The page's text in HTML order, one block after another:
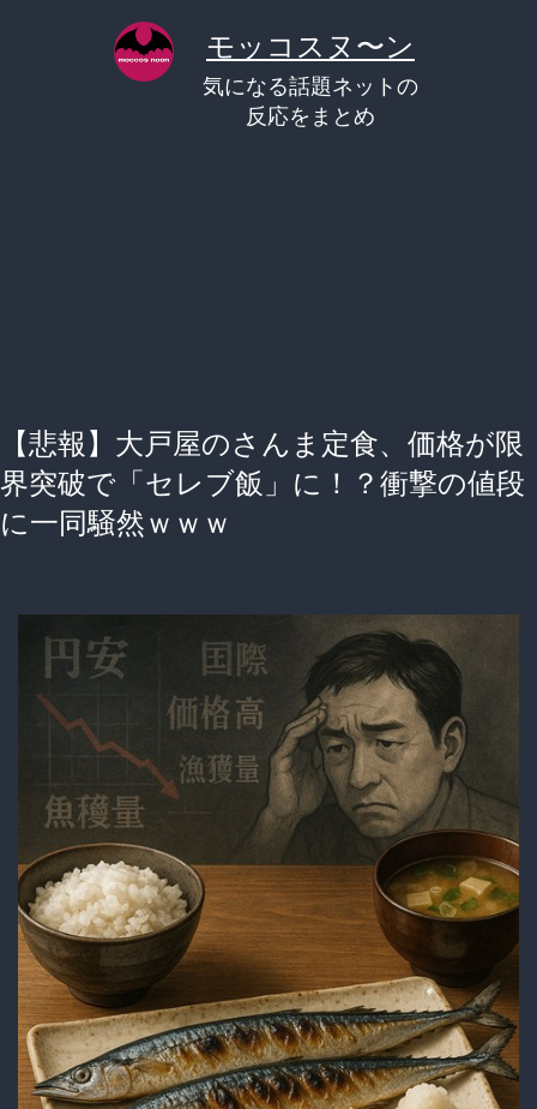
モッコスヌ〜ン
気になる話題ネットの
反応をまとめ
【悲報】大戸屋のさんま定食、価格が限
界突破で「セレブ飯」に！？衝撃の値段
に一同騒然ｗｗｗ